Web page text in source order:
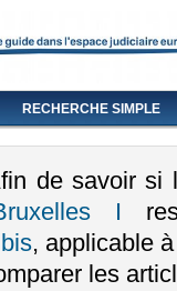
RECHERCHE SIMPLE
de savoir si
I
, applicable
les